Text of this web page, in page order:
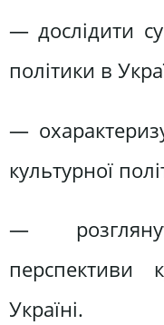
— дослідити
політики в
—
культурної
—
перспективи
Україні.